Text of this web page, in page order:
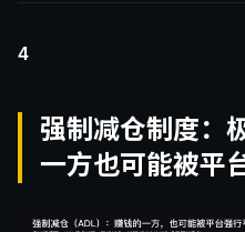
4
强制减仓制度：
一方也可能被平